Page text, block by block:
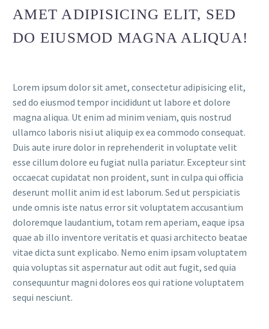
AMET ADIPISICING ELIT, SED
DO EIUSMOD MAGNA ALIQUA!
Lorem ipsum dolor sit amet, consectetur adipisicing elit,
sed do eiusmod tempor incididunt ut labore et dolore
magna aliqua. Ut enim ad minim veniam, quis nostrud
ullamco laboris nisi ut aliquip ex ea commodo consequat.
Duis aute irure dolor in reprehenderit in voluptate velit
esse cillum dolore eu fugiat nulla pariatur. Excepteur sint
occaecat cupidatat non proident, sunt in culpa qui officia
deserunt mollit anim id est laborum. Sed ut perspiciatis
unde omnis iste natus error sit voluptatem accusantium
doloremque laudantium, totam rem aperiam, eaque ipsa
quae ab illo inventore veritatis et quasi architecto beatae
vitae dicta sunt explicabo. Nemo enim ipsam voluptatem
quia voluptas sit aspernatur aut odit aut fugit, sed quia
consequuntur magni dolores eos qui ratione voluptatem
sequi nesciunt.